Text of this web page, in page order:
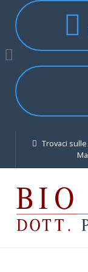
Trovaci